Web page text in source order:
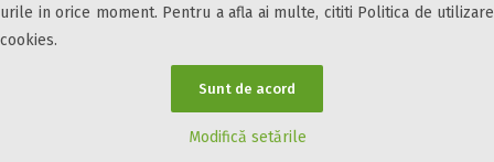
urile in orice moment. Pentru a afla ai multe, cititi Politica de utilizare
cookies.
Sunt de acord
Modifică setările
Accepta voucher vacanta
Acces persoane cu dizabilități